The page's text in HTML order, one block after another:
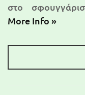
στο
More Info »